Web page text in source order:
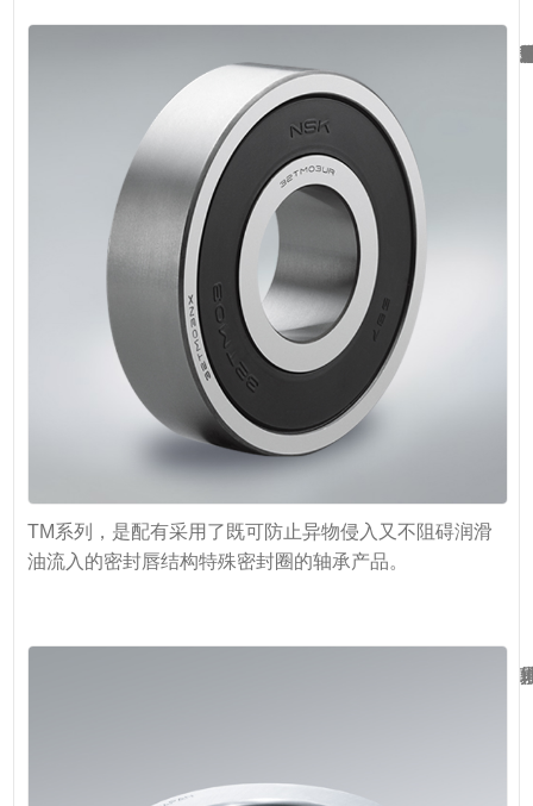
长寿命密封洁净
TM系列，是配有采用了既可防止异物侵入又不阻碍润滑
油流入的密封唇结构特殊密封圈的轴承产品。
推力